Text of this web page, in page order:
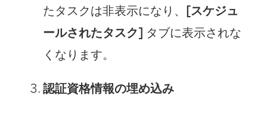
たタスクは非表示になり、 [スケジュ
ールされたタスク] タブに表示されな
くなります。
認証資格情報の埋め込み